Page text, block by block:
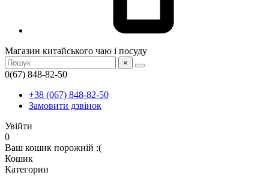
Магазин китайського чаю і посуду
×
0(67) 848-82-50
+38 (067) 848-82-50
Замовити дзвінок
Увійти
0
Ваш кошик порожній :(
Кошик
Категории